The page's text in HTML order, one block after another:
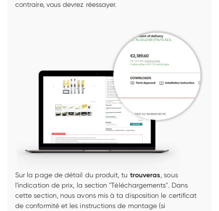
contraire, vous devrez réessayer.
Sur la page de détail du produit, tu trouveras, sous
l'indication de prix, la section "Téléchargements". Dans
cette section, nous avons mis à ta disposition le certificat
de conformité et les instructions de montage (si